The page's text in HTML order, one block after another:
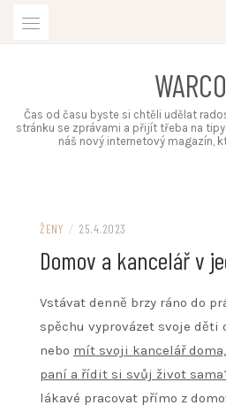
Čas od času byste si chtěli udělat
stránku se zprávami a přijít třeba na tipy
náš nový internetový magazín,
ŽENY / 25.4.2023
Domov a kancelář v
Vstávat denně brzy ráno do
spěchu vyprovázet svoje děti
nebo mít svoji kancelář
paní a řídit si svůj život
lákavé pracovat přímo z